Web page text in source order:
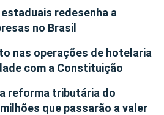
redesenha a
no Brasil
nas operações de hotelaria
com a Constituição
reforma tributária do
que passarão a valer